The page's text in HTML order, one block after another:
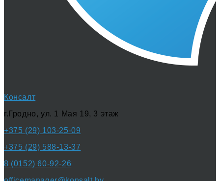
Консалт
г.Гродно, ул. 1 Мая 19, 3 этаж
+375 (29) 103-25-09
+375 (29) 588-13-37
8 (0152) 60-92-26